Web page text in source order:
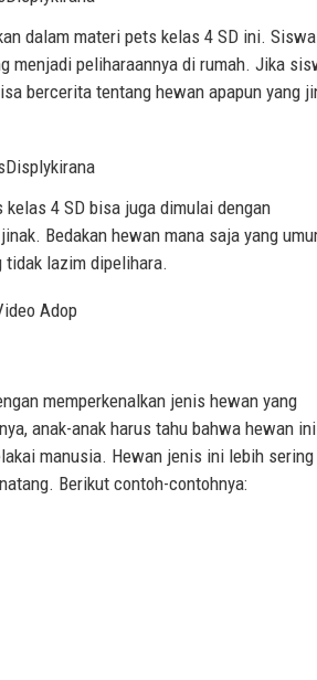
dalam materi pets kelas 4 SD ini.
menjadi peliharaannya di rumah. Jika
bercerita tentang hewan apapun yang
4 SD bisa juga dimulai dengan
Bedakan hewan mana saja yang
tidak lazim dipelihara.
memperkenalkan jenis hewan yang
anak-anak harus tahu bahwa hewan ini
manusia. Hewan jenis ini lebih sering
Berikut contoh-contohnya: